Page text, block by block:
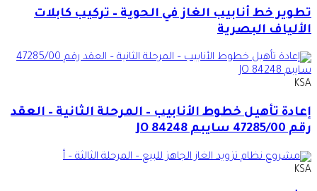
تطوير خط أنابيب الغاز في الحوية – تركيب كابلات
الألياف البصرية
KSA
إعادة تأهيل خطوط الأنابيب – المرحلة الثانية – العقد
رقم 47285/00 سايبم JO 84248
KSA